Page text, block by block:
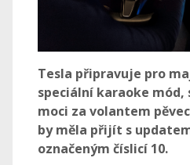
Tesla připravuje pro
speciální karaoke
moci za volantem
by měla přijít s
označeným číslicí 10.